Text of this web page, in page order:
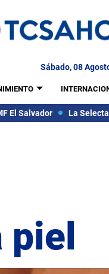
Sábado, 08
El Salvador La Selecta
piel